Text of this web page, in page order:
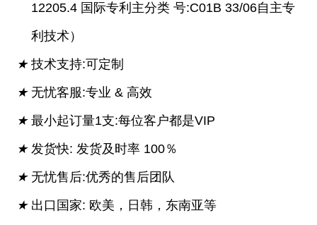
12205.4 国际专利主分类 号:C01B 33/06自主专
利技术）
★ 技术支持:可定制
★ 无忧客服:专业 & 高效
★ 最小起订量1支:每位客户都是VIP
★ 发货快: 发货及时率 100％
★ 无忧售后:优秀的售后团队
★ 出口国家: 欧美，日韩，东南亚等